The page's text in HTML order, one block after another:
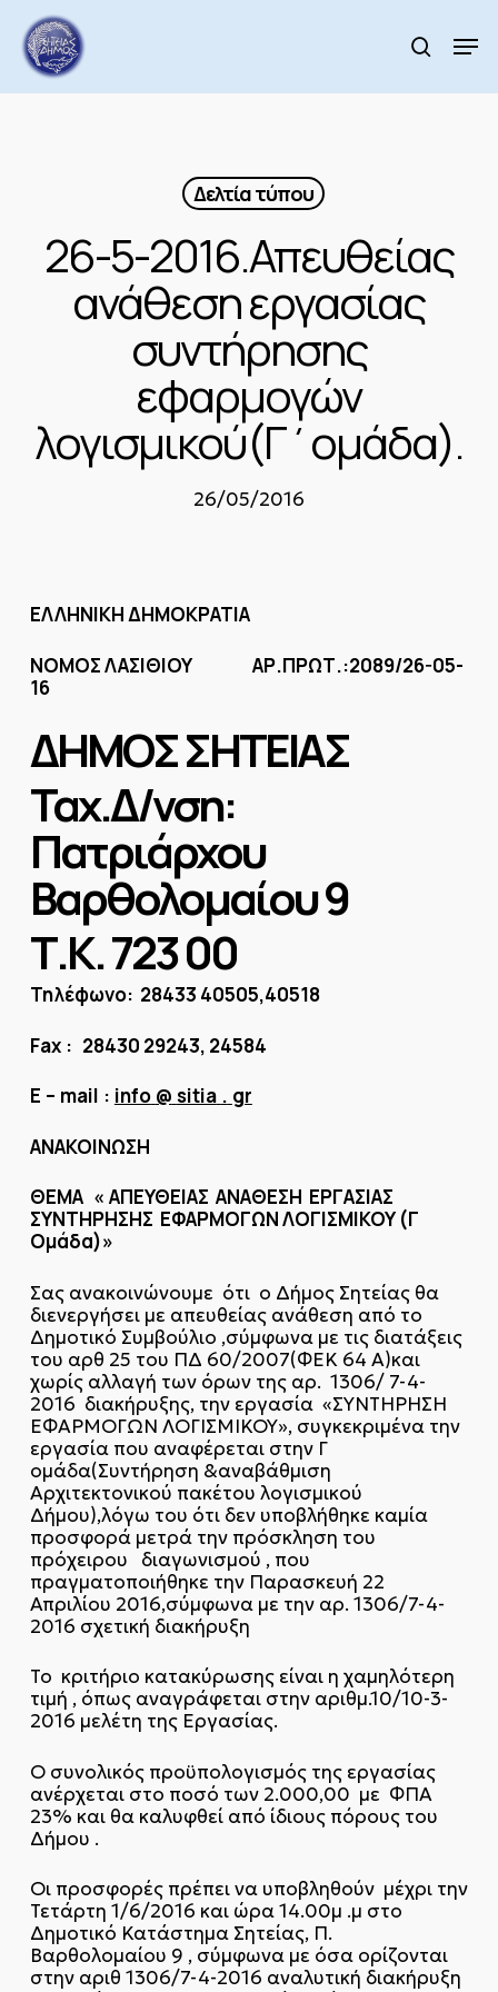
main
content
search
Δελτία τύπου
26-5-2016.Απευθείας
ανάθεση εργασίας
συντήρησης
εφαρμογών
λογισμικού(Γ΄ομάδα).
26/05/2016
ΕΛΛΗΝΙΚΗ ΔΗΜΟΚΡΑΤΙΑ
ΝΟΜΟΣ ΛΑΣΙΘΙΟΥ ΑΡ.ΠΡΩΤ.:2089/26-05-
16
ΔΗΜΟΣ ΣΗΤΕΙΑΣ
Ταχ.Δ/νση:
Πατριάρχου
Βαρθολομαίου 9
Τ.Κ. 723 00
Τηλέφωνο: 28433 40505,40518
Fax : 28430 29243, 24584
E – mail : info @ sitia . gr
ΑΝΑΚΟΙΝΩΣΗ
ΘΕΜΑ « ΑΠΕΥΘΕΙΑΣ ΑΝΑΘΕΣΗ ΕΡΓΑΣΙΑΣ
ΣΥΝΤΗΡΗΣΗΣ ΕΦΑΡΜΟΓΩΝ ΛΟΓΙΣΜΙΚΟΥ (Γ
Ομάδα)»
Σας ανακοινώνουμε ότι ο Δήμος Σητείας θα
διενεργήσει με απευθείας ανάθεση από το
Δημοτικό Συμβούλιο ,σύμφωνα με τις διατάξεις
του αρθ 25 του ΠΔ 60/2007(ΦΕΚ 64 Α)και
χωρίς αλλαγή των όρων της αρ. 1306/ 7-4-
2016 διακήρυξης, την εργασία «ΣΥΝΤΗΡΗΣΗ
ΕΦΑΡΜΟΓΩΝ ΛΟΓΙΣΜΙΚΟΥ», συγκεκριμένα την
εργασία που αναφέρεται στην Γ
ομάδα(Συντήρηση &αναβάθμιση
Αρχιτεκτονικού πακέτου λογισμικού
Δήμου),λόγω του ότι δεν υποβλήθηκε καμία
προσφορά μετρά την πρόσκληση του
πρόχειρου διαγωνισμού , που
πραγματοποιήθηκε την Παρασκευή 22
Απριλίου 2016,σύμφωνα με την αρ. 1306/7-4-
2016 σχετική διακήρυξη
Το κριτήριο κατακύρωσης είναι η χαμηλότερη
τιμή , όπως αναγράφεται στην αριθμ.10/10-3-
2016 μελέτη της Εργασίας.
Ο συνολικός προϋπολογισμός της εργασίας
ανέρχεται στο ποσό των 2.000,00 με ΦΠΑ
23% και θα καλυφθεί από ίδιους πόρους του
Δήμου .
Οι προσφορές πρέπει να υποβληθούν μέχρι την
Τετάρτη 1/6/2016 και ώρα 14.00μ .μ στο
Δημοτικό Κατάστημα Σητείας, Π.
Βαρθολομαίου 9 , σύμφωνα με όσα ορίζονται
στην αριθ 1306/7-4-2016 αναλυτική διακήρυξη
Menu